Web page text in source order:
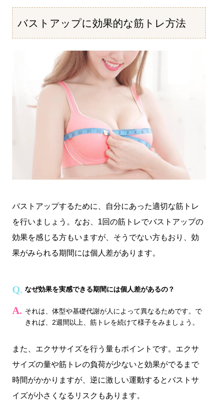
バストアップに効果的な筋トレ方法
バストアップするために、自分にあった適切な筋トレ
を行いましょう。なお、1回の筋トレでバストアップの
効果を感じる方もいますが、そうでない方もおり、効
果がみられる期間には個人差があります。
なぜ効果を実感できる期間には個人差があるの？
それは、体型や基礎代謝が人によって異なるためです。で
きれば、2週間以上、筋トレを続けて様子をみましょう。
また、エクササイズを行う量もポイントです。エクサ
サイズの量や筋トレの負荷が少ないと効果がでるまで
時間がかかりますが、逆に激しい運動するとバストサ
イズが小さくなるリスクもあります。